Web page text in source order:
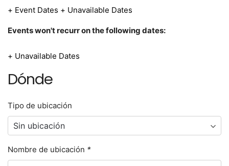
+ Event Dates + Unavailable Dates
Events won't recurr on the following dates:
+ Unavailable Dates
Dónde
Tipo de ubicación
Nombre de ubicación *